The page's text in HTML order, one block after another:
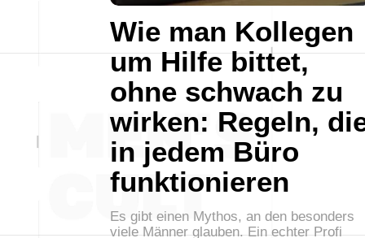
Wie man Kollegen
um Hilfe bittet,
ohne schwach zu
wirken: Regeln,
in jedem Büro
funktionieren
Es gibt einen Mythos, an den besonders
viele Männer glauben. Ein echter Profi